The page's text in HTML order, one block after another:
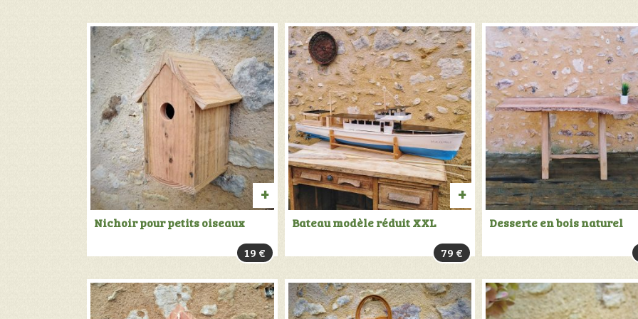
AJOUTER
PANIER
Nichoir pour petits oiseaux
19 €
AJOUTER
PANIER
Bateau modèle réduit XXL
79 €
Desserte en bois naturel